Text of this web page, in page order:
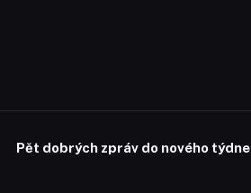
Pět dobrých zpráv do nového týdne